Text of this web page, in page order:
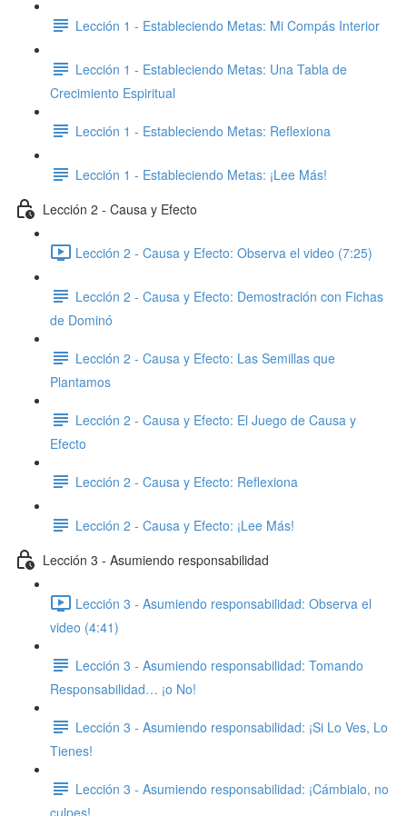
Lección 1 - Estableciendo Metas: ​Mi Compás Interior
Lección 1 - Estableciendo Metas: Una Tabla de
Crecimiento Espiritual
Lección 1 - Estableciendo Metas: Reflexiona
Lección 1 - Estableciendo Metas: ¡Lee Más!
Lección 2 - Causa y Efecto
Lección 2 - Causa y Efecto: Observa el video (7:25)
Lección 2 - Causa y Efecto: ​Demostración con Fichas
de Dominó
Lección 2 - Causa y Efecto: Las Semillas que
Plantamos
Lección 2 - Causa y Efecto: El Juego de Causa y
Efecto
Lección 2 - Causa y Efecto: Reflexiona
Lección 2 - Causa y Efecto: ¡Lee Más!
Lección 3 - Asumiendo responsabilidad
Lección 3 - Asumiendo responsabilidad: Observa el
video (4:41)
Lección 3 - Asumiendo responsabilidad: ​Tomando
Responsabilidad… ¡o No!
Lección 3 - Asumiendo responsabilidad: ¡Si Lo Ves, Lo
Tienes!
Lección 3 - Asumiendo responsabilidad: ​¡Cámbialo, no
culpes!